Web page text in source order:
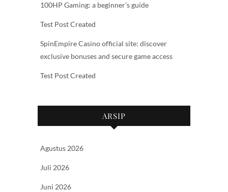
100HP Gaming: a beginner’s guide
Test Post Created
SpinEmpire Casino official site: discover
exclusive bonuses and secure game access
Test Post Created
ARSIP
Agustus 2026
Juli 2026
Juni 2026